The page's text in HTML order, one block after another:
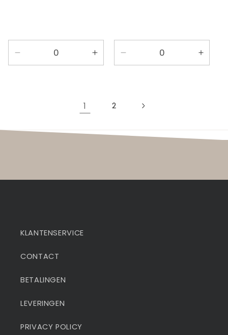
verlagen
Aantal
verhogenverlagen
Aantal
1 2
KLANTENSERVICE
CONTACT
BETALINGEN
LEVERINGEN
PRIVACY POLICY